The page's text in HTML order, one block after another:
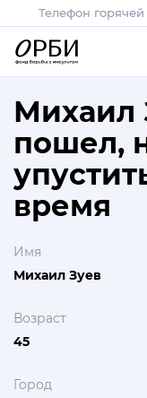
Телефон
Михаил
пошел,
время
Имя
Михаил Зуев
Возраст
45
Город